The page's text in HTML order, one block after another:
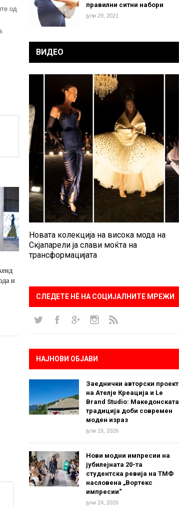
од
и
правилни ситни набори
јули 29, 2021
ВИДЕО
Новата колекција на висока мода на
Скјапарели ја слави моќта на
трансформацијата
СЛЕДЕТЕ НÈ НА СОЦИЈАЛНИТЕ МРЕЖИ
НАЈНОВИ ОБЈАВИ
Заеднички авторски проект
на Ателје Креација и Le
Brand Studio: Македонската
традиција доби современ
моден израз
јули 16, 2026
Нови модни импресии на
јубилејната 20-та
студентска ревија на ТМФ
насловена „Вортекс
импресии“
јуни 24, 2026